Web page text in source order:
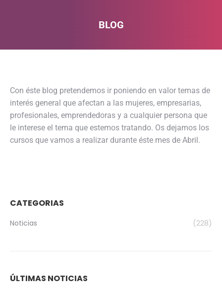
BLOG
Con éste blog pretendemos ir poniendo en valor temas de
interés general que afectan a las mujeres, empresarias,
profesionales, emprendedoras y a cualquier persona que
le interese el tema que estemos tratando. Os dejamos los
cursos que vamos a realizar durante éste mes de Abril.
CATEGORIAS
Noticias (228)
ÚLTIMAS NOTICIAS